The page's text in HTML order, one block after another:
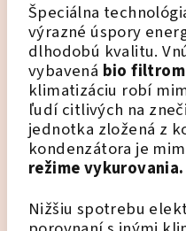
Špeciálna
výrazné úspory
dlhodobú kvalitu.
vybavená bio filtrom
klimatizáciu robí
ľudí citlivých na
jednotka zložená z
kondenzátora je
režime vykurovania.
Nižšiu spotrebu